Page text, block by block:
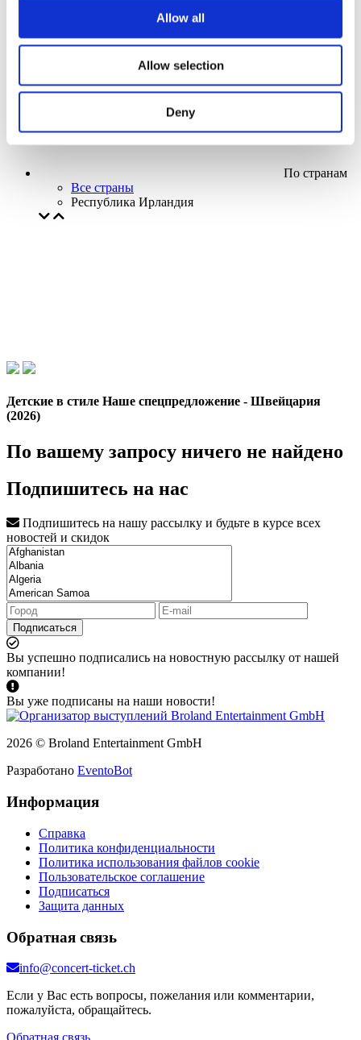
Allow all
Allow selection
Deny
Без поджанра
По странам
Все страны
Республика Ирландия
Детские в стиле Наше спецпредложение - Швейцария
(2026)
По вашему запросу ничего не найдено
Подпишитесь на нас
Подпишитесь на нашу рассылку и будьте в курсе всех
новостей и скидок
Подписаться
Вы успешно подписались на новостную рассылку от нашей
компании!
Вы уже подписаны на наши новости!
2026 © Broland Entertainment GmbH
Разработано EventoBot
Информация
Справка
Политика конфиденциальности
Политика использования файлов cookie
Пользовательское соглашение
Подписаться
Защита данных
Обратная связь
info@concert-ticket.ch
Если у Вас есть вопросы, пожелания или комментарии,
пожалуйста, обращайтесь.